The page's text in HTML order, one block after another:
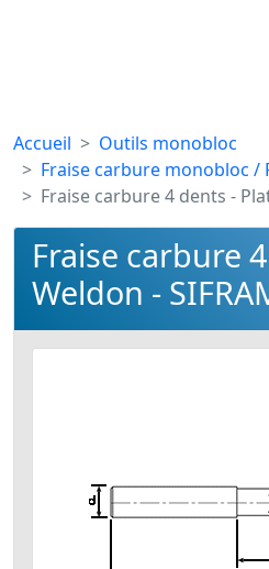
Accueil
Outils monobloc
Fraise carbure monobloc /
Fraise carbure 4 dents -
Fraise carbure
Weldon -